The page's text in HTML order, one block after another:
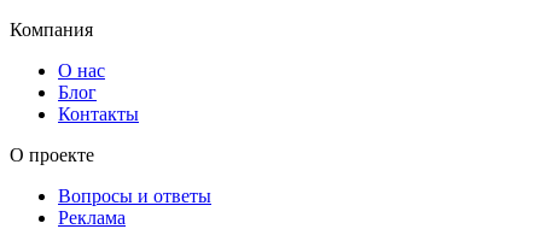
Компания
О нас
Блог
Контакты
О проекте
Вопросы и ответы
Реклама